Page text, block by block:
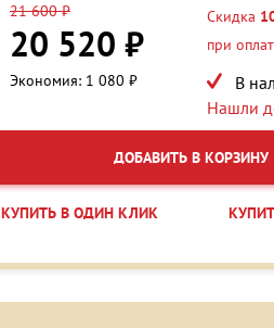
21 600 ₽
20 520 ₽
Экономия: 1 080 ₽
Скидка
при
В
Нашли
ДОБАВИТЬ В КОРЗИНУ
КУПИТЬ В ОДИН КЛИК